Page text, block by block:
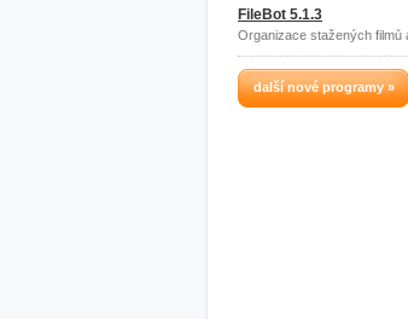
FileBot 5.1.3
Organizace stažených filmů
další nové programy »